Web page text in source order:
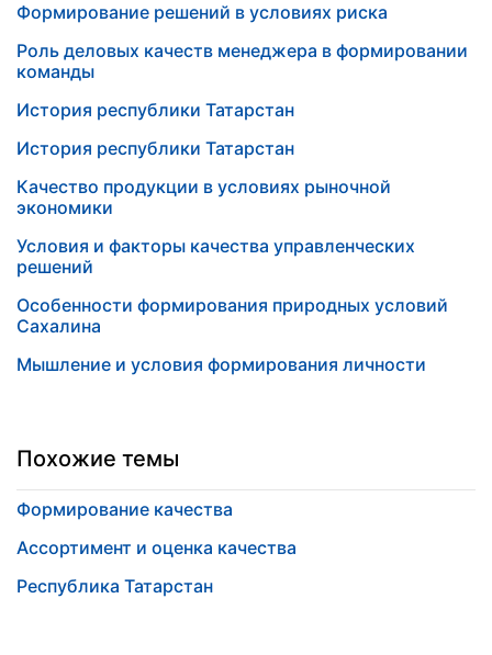
Формирование решений в условиях риска
Роль деловых качеств менеджера в формировании
команды
История республики Татарстан
История республики Татарстан
Качество продукции в условиях рыночной
экономики
Условия и факторы качества управленческих
решений
Особенности формирования природных условий
Сахалина
Мышление и условия формирования личности
Похожие темы
Формирование качества
Ассортимент и оценка качества
Республика Татарстан